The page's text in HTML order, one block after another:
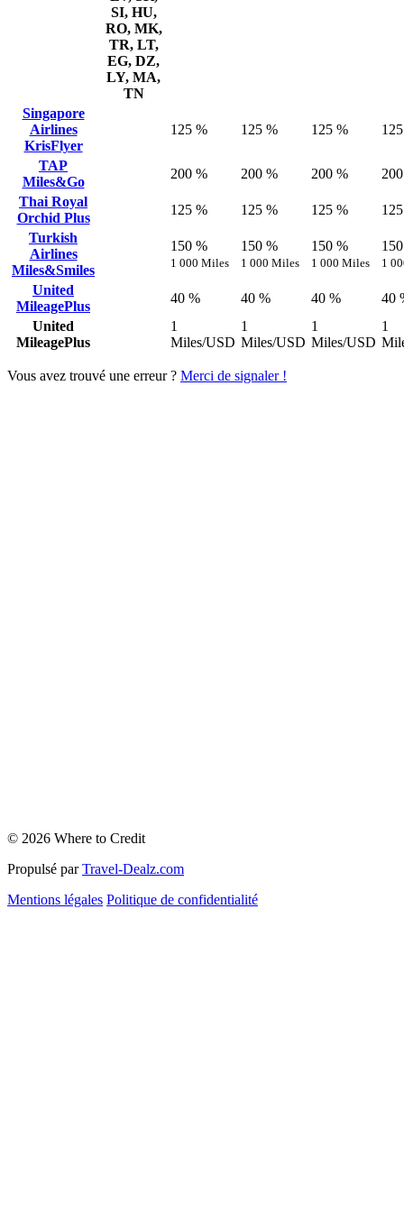
SI, HU,
RO, MK,
TR, LT,
EG, DZ,
LY, MA,
TN
Singapore
Airlines
KrisFlyer
125 % 125 % 125 %
TAP
Miles&Go
200 % 200 % 200 %
Thai Royal
Orchid Plus
125 % 125 % 125 %
Turkish
Airlines
Miles&Smiles
150 %
1 000 Miles
150 %
1 000 Miles
150 %
1 000 Miles 1
United
MileagePlus
40 % 40 % 40 %
40
United
MileagePlus
1
Miles/USD
1
Miles/USD
1
Miles/USD
1
Vous avez trouvé une erreur ? Merci de signaler !
© 2026 Where to Credit
Propulsé par Travel-Dealz.com
Mentions légales Politique de confidentialité